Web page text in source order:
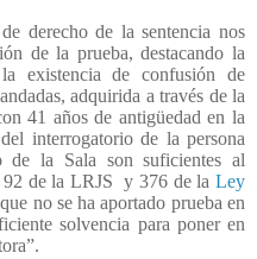
derecho de la sentencia nos
de la prueba, destacando la
existencia de confusión de
adquirida a través de la
41 años de antigüedad en la
interrogatorio de la persona
de la Sala son suficientes al
de la LRJS
y 376 de la Ley
no se ha aportado prueba en
solvencia para poner en